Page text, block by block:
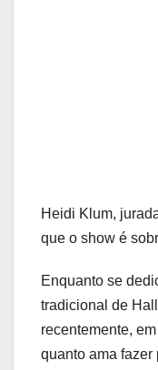
Heidi Klum,
que o show é
Enquanto se
tradicional de
recentemente,
quanto ama fazer